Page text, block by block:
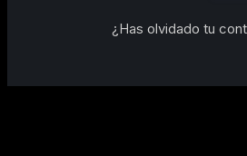
¿Has olvidado tu